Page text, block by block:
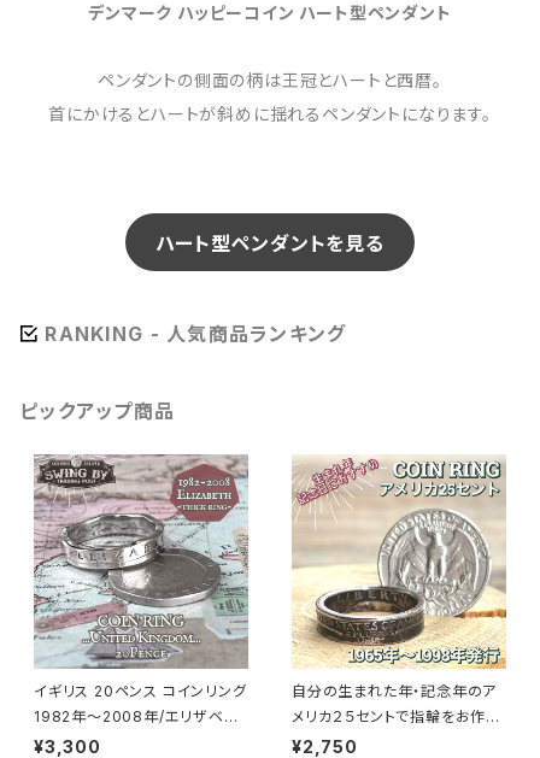
デンマーク ハッピーコイン ハート型ペンダント
ペンダントの側面の柄は王冠とハートと西暦。
首にかけるとハートが斜めに揺れるペンダントになります。
ハート型ペンダントを見る
RANKING - 人気商品ランキング
ピックアップ商品
イギリス 20ペンス コインリング
1982年～2008年/エリザベス
面（リング幅4.7mm）
¥3,300
自分の生まれた年・記念年のア
メリカ２５セントで指輪をお作り
します
¥2,750